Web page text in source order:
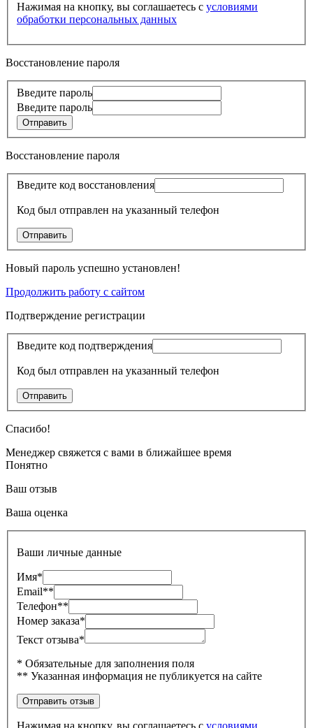
Нажимая на кнопку, вы соглашаетесь с условиями
обработки персональных данных
Восстановление пароля
Введите пароль
Введите пароль
Восстановление пароля
Введите код восстановления
Код был отправлен на указанный телефон
Новый пароль успешно установлен!
Продолжить работу с сайтом
Подтверждение регистрации
Введите код подтверждения
Код был отправлен на указанный телефон
Спасибо!
Менеджер свяжется с вами в ближайшее время
Понятно
Ваш отзыв
Ваша оценка
Ваши личные данные
Имя*
Email**
Телефон**
Номер заказа*
Текст отзыва*
* Обязательные для заполнения поля
** Указанная информация не публикуется на сайте